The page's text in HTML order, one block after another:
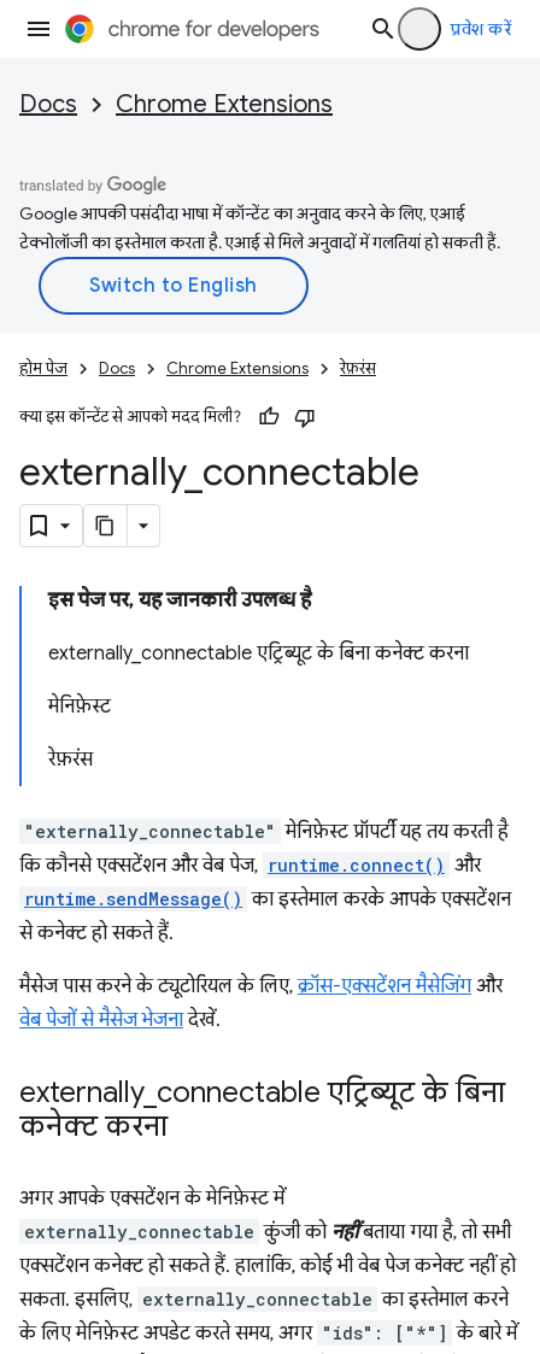
प्रवेश करें
Docs Chrome Extensions
Google आपकी पसंदीदा भाषा में कॉन्टेंट का अनुवाद करने के लिए, एआई
टेक्नोलॉजी का इस्तेमाल करता है. एआई से मिले अनुवादों में गलतियां हो सकती हैं.
होम पेज Docs Chrome Extensions रेफ़रंस
क्या इस कॉन्टेंट से आपको मदद मिली?
externally_ connectable
इस पेज पर, यह जानकारी उपलब्ध है
externally_connectable एट्रिब्यूट के बिना कनेक्ट करना
मेनिफ़ेस्ट
रेफ़रंस
"externally_connectable" मेनिफ़ेस्ट प्रॉपर्टी यह तय करती है
कि कौनसे एक्सटेंशन और वेब पेज, runtime.connect() और
runtime.sendMessage() का इस्तेमाल करके आपके एक्सटेंशन
से कनेक्ट हो सकते हैं.
मैसेज पास करने के ट्यूटोरियल के लिए,क्रॉस-एक्सटेंशन मैसेजिंगऔर
वेब पेजों से मैसेज भेजनादेखें.
externally_ connectable एट्रिब्यूट के बिना
कनेक्ट करना
अगर आपके एक्सटेंशन के मेनिफ़ेस्ट में
externally_connectable कुंजी को नहींबताया गया है, तो सभी
एक्सटेंशन कनेक्ट हो सकते हैं. हालांकि, कोई भी वेब पेज कनेक्ट नहीं हो
सकता. इसलिए, externally_connectable का इस्तेमाल करने
के लिए मेनिफ़ेस्ट अपडेट करते समय, अगर "ids": ["*"] के बारे में